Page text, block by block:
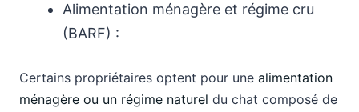
Alimentation ménagère et régime cru
(BARF) :
Certains propriétaires optent pour une alimentation
ménagère ou un régime naturel du chat composé de